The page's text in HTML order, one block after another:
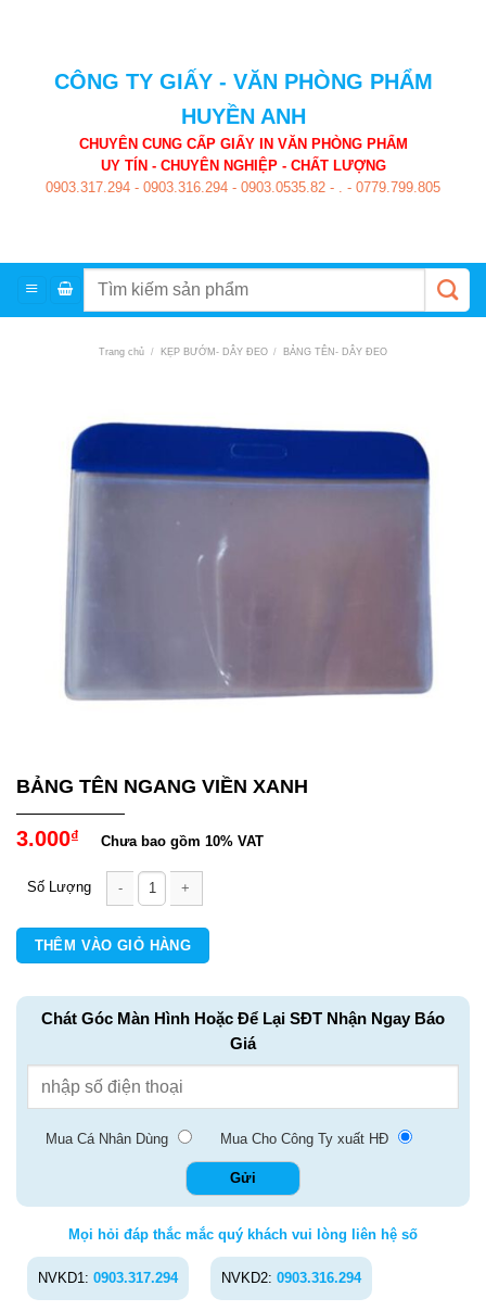
CÔNG TY GIẤY - VĂN PHÒNG PHẨM
HUYỀN ANH
CHUYÊN CUNG CẤP GIẤY IN VĂN PHÒNG PHẨM
UY TÍN - CHUYÊN NGHIỆP - CHẤT LƯỢNG
0903.317.294 - 0903.316.294 - 0903.0535.82 - . - 0779.799.805
Trang chủ / KẸP BƯỚM- DÂY ĐEO / BẢNG TÊN- DÂY ĐEO
BẢNG TÊN NGANG VIỀN XANH
3.000₫ Chưa bao gồm 10% VAT
THÊM VÀO GIỎ HÀNG
Chát Góc Màn Hình Hoặc Để Lại SĐT Nhận Ngay Báo
Giá
Mua Cá Nhân Dùng Mua Cho Công Ty xuất HĐ
Mọi hỏi đáp thắc mắc quý khách vui lòng liên hệ số
NVKD1: 0903.317.294 NVKD2: 0903.316.294